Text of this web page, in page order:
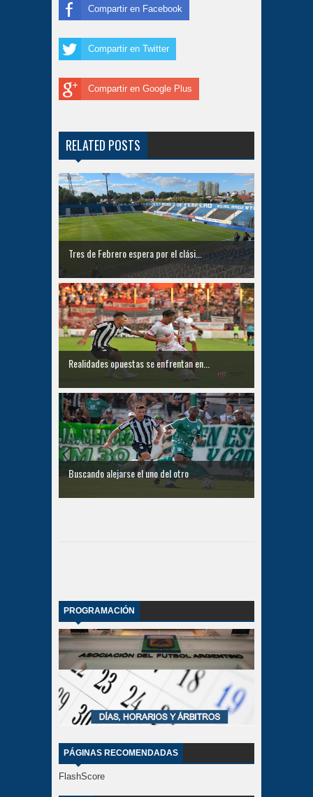
Compartir en Facebook
Compartir en Twitter
Compartir en Google Plus
RELATED POSTS
Tres de Febrero espera por el clási...
Realidades opuestas se enfrentan en...
Buscando alejarse el uno del otro
PROGRAMACIÓN
PÁGINAS RECOMENDADAS
FlashScore